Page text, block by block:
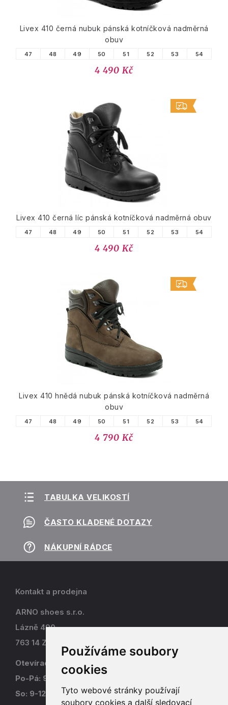
Používáme soubory
cookies
Tyto webové stránky používají
soubory cookies a další sledovací
Livex 410 černá nubuk pánská kotníčková nadměrná
obuv
47 48 49 50 51 52 53 54
4 490 Kč
Livex 410 černá líc pánská kotníčková nadměrná obuv
47 48 49 50 51 52 53 54
4 490 Kč
Livex 410 hnědá nubuk pánská kotníčková nadměrná
obuv
47 48 49 50 51 52 53 54
4 790 Kč
TABULKA VELIKOSTÍ
ČASTO KLADENÉ DOTAZY
NÁKUPNÍ RÁDCE
Kontakt a prodejna
ARNO shoes s.r.o.
Lázně 490
763 14 Zlín - Kostelec
Otevírací doba
Po-Pá: 9-17
So: 9-12